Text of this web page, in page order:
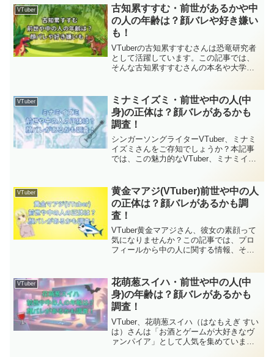
ずです。この記事では、夜伽せらさんの
プロフィールや中の人の噂...
VTuber
古知累すすむ・前世があるかや中
の人の年齢は？顔バレや好き嫌い
も！
VTuberの古知累すすむさんは恐竜研究者
として活躍しています。この記事では、
そんな古知累すすむさんの本名や大学な
年齢や好きなもの・苦手なものまで、フ
ァン目線で徹底的に深掘りしていきま
す。
VTuber
ミナミイズミ・前世や中の人(中
身)の正体は？顔バレがあるかも
調査！
シンガーソングライターVTuber、ミナミ
イズミさんをご存知でしょうか？本記事
では、この魅力的なVTuber、ミナミイズ
は顔バレの可能性について徹底的に調査
していきます。
VTuber
黄金マアジ(VTuber)前世や中の人
の正体は？顔バレがあるかも調
査！
VTuber黄金マアジさん、彼女の素顔って
気になりませんか？この記事では、プロ
フィールから中の人に関する情報、そし
んへの理解が深まり、彼女の魅力をさら
に堪能できるはずです。さあ、黄金マア
ジさんの謎解きを始めましょう！
VTuber
花萌葱スイハ・前世や中の人(中
身)の年齢は？顔バレがあるかも
調査！
VTuber、花萌葱スイハ（はなもえぎ すい
は）さんは「お酒とゲームが大好きなヴ
ァンパイア」として人気を集めていま